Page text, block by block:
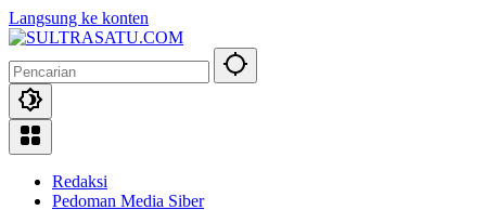
Langsung ke konten
Redaksi
Pedoman Media Siber